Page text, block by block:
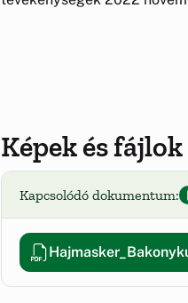
Képek és fájlok
Kapcsolódó dokumentum: